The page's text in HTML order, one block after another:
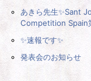
あきら先生✨Sant
Competition Spain
✨速報です✨
発表会のお知らせ